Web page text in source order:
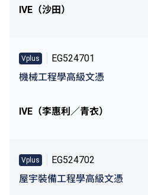
IVE（沙田）
Vplus
EG524701
機械工程學高級文憑
IVE（李惠利／青衣）
Vplus
EG524702
屋宇裝備工程學高級文憑